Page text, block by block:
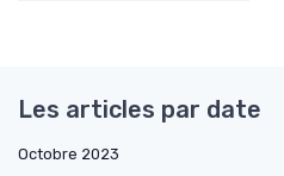
Les articles par date
Octobre 2023